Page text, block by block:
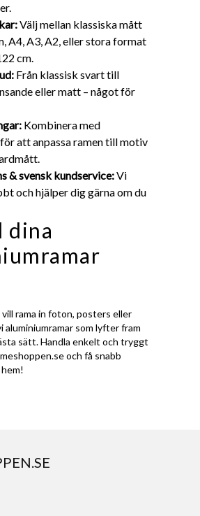
Välj mellan klassiska mått
A4, A3, A2, eller stora format
cm.
Från klassisk svart till
eller matt – något för
Kombinera med
att anpassa ramen till motiv
& svensk kundservice:Vi
och hjälper dig gärna om du
dina
rama in foton, posters eller
aluminiumramar som lyfter fram
sätt. Handla enkelt och tryggt
och få snabb